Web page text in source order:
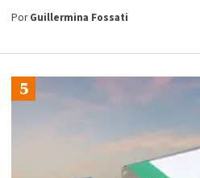
PorGuillermina Fossati